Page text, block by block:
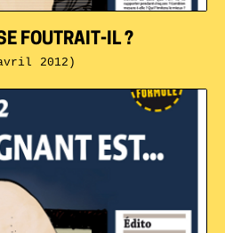
FOUTRAIT-IL ?
2012)